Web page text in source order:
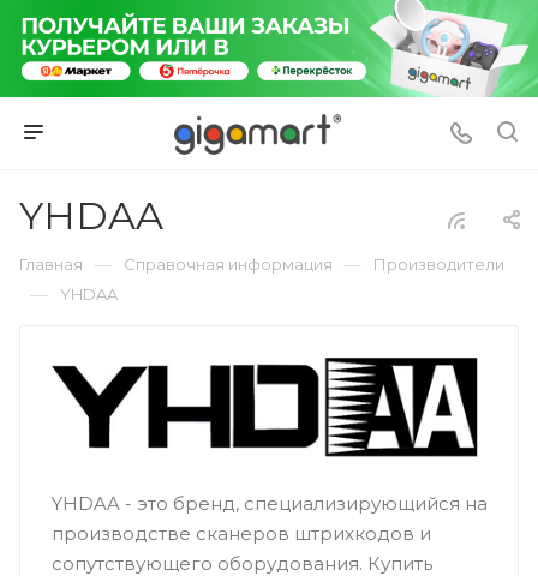
YHDAA
Главная — Справочная информация — Производители
— YHDAA
YHDAA - это бренд, специализирующийся на
производстве сканеров штрихкодов и
сопутствующего оборудования. Купить